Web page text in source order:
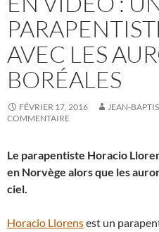
AVEC LES
BORÉALES
FÉVRIER 17, 2016 JEAN-
COMMENTAIRE
Le parapentiste Horacio
en Norvège alors que les
ciel.
Horacio Llorensest un